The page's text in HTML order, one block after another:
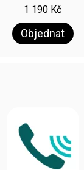
1 190 Kč
Objednat